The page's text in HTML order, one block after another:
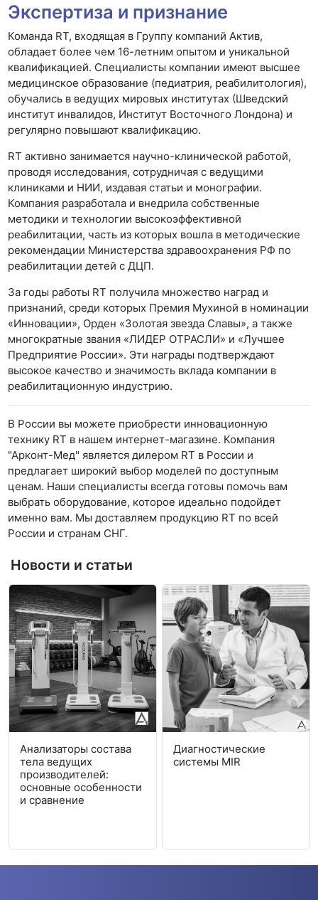
Экспертиза и признание
Команда RT, входящая в Группу компаний Актив,
обладает более чем 16-летним опытом и уникальной
квалификацией. Специалисты компании имеют высшее
медицинское образование (педиатрия, реабилитология),
обучались в ведущих мировых институтах (Шведский
институт инвалидов, Институт Восточного Лондона) и
регулярно повышают квалификацию.
RT активно занимается научно-клинической работой,
проводя исследования, сотрудничая с ведущими
клиниками и НИИ, издавая статьи и монографии.
Компания разработала и внедрила собственные
методики и технологии высокоэффективной
реабилитации, часть из которых вошла в методические
рекомендации Министерства здравоохранения РФ по
реабилитации детей с ДЦП.
За годы работы RT получила множество наград и
признаний, среди которых Премия Мухиной в номинации
«Инновации», Орден «Золотая звезда Славы», а также
многократные звания «ЛИДЕР ОТРАСЛИ» и «Лучшее
Предприятие России». Эти награды подтверждают
высокое качество и значимость вклада компании в
реабилитационную индустрию.
В России вы можете приобрести инновационную
технику RT в нашем интернет-магазине. Компания
"Арконт-Мед" является дилером RT в России и
предлагает широкий выбор моделей по доступным
ценам. Наши специалисты всегда готовы помочь вам
выбрать оборудование, которое идеально подойдет
именно вам. Мы доставляем продукцию RT по всей
России и странам СНГ.
Новости и статьи
Анализаторы состава
тела ведущих
производителей:
основные особенности
и сравнение
Диагностические
системы MIR